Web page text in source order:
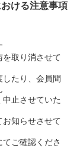
ける注意事項
を取り消させて
したり、会員間
中止させていた
お知らせさせて
ご確認くださ